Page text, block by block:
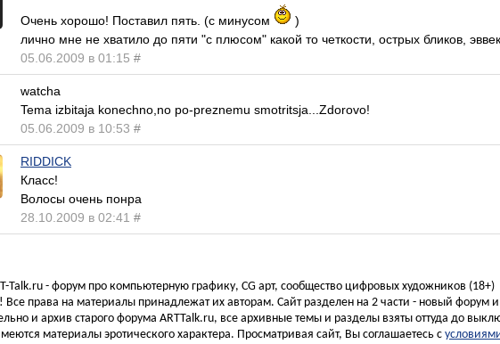
Очень хорошо! Поставил пять. (с минусом
)
лично мне не хватило до пяти "с плюсом" какой то четкости, острых бликов,
05.06.2009 в 01:15 #
watcha
Tema izbitaja konechno,no po-preznemu smotritsja...Zdorovo!
05.06.2009 в 10:53 #
RIDDICK
Класс!
Волосы очень понра
28.10.2009 в 02:41 #
Talk.ru - форум про компьютерную графику, CG арт, сообщество цифровых художников (18+)
права на материалы принадлежат их авторам. Сайт разделен на 2 части - новый форум и
и архив старого форума ARTTalk.ru, все архивные темы и разделы взяты оттуда до
материалы эротического характера. Просматривая сайт, Вы соглашаетесь с